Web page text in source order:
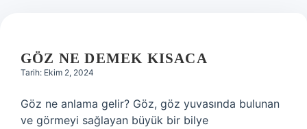
GÖZ NE DEMEK KISACA
Tarih: Ekim 2, 2024
Göz ne anlama gelir? Göz, göz yuvasında bulunan
ve görmeyi sağlayan büyük bir bilye